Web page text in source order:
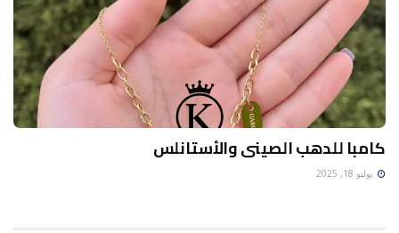
كامبا للدهب الصينى والأستانلس
يوليو 18, 2025